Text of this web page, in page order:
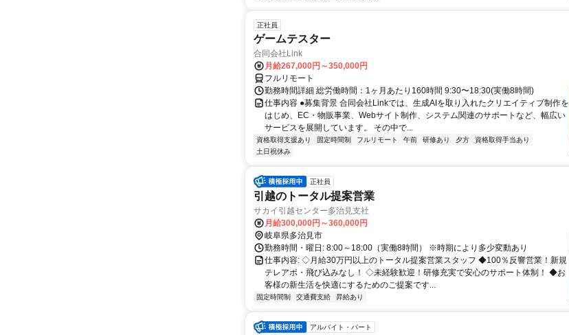
正社員
ゲームテスター
合同会社Link
月給267,000円～350,000円
フルリモート
勤務時間詳細 総労働時間：1ヶ月あたり160時間 9:30〜18:30(実働8時間)
仕事内容 ●募集背景 合同会社Linkでは、生成AIを取り入れたクリエイティブ制作を
はじめ、EC・物販事業、Webサイト制作、システム関連のサポートなど、幅広い
サービスを展開しています。 その中で...
資格取得支援あり 固定時間制 フルリモート 午前 研修あり 夕方
資格取得手当あり
土日祝休み
正社員
引越のトータル提案営業
サカイ引越センター多治見支社
月給300,000円～360,000円
岐阜県多治見市
勤務時間・曜日: 8:00～18:00（実働8時間） ※時期により多少変動あり
仕事内容: ◇月給30万円以上のトータル提案営業スタッフ ◆100％反響営業！新規
テレアポ・飛び込みなし！ ◇未経験歓迎！研修充実で安心のサポート体制！ ◆お
客様の新生活を快適にするためのご提案です...
固定時間制 交通費支給 昇給あり
アルバイト・パート